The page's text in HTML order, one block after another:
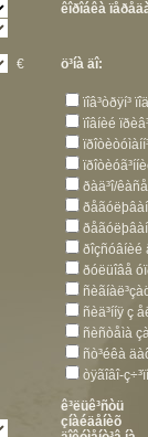
êîðîáêà
€ ö³íà äî:
ïîâ³òðÿí³
ïîâíèé
ðàä³î/
ðîçñóâíèé
ðóëüîâå
ñèä³ííÿ ç
ñèñòåìà
ñò³éêà
òÿãîâî-
ê³ëüê³ñòü
çíàéäåíèõ